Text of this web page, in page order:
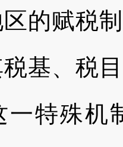
的赋税
基、税
一特殊机